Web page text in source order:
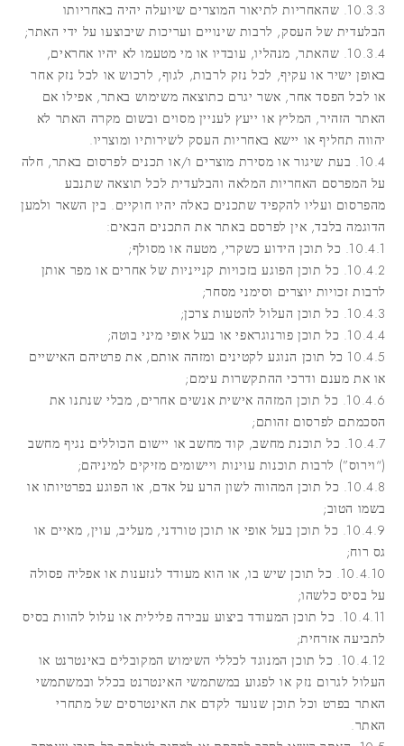
10.3.3. שהאחריות לתיאור המוצרים שיועלה יהיה באחריותו
הבלעדית של העסק, לרבות שינויים ועריכות שיבוצעו על ידי האתר;
10.3.4. שהאתר, מנהליו, עובדיו או מי מטעמו לא יהיו אחראים,
באופן ישיר או עקיף, לכל נזק לרבות, לגוף, לרכוש או לכל נזק אחר
או לכל הפסד אחר, אשר יגרם כתוצאה משימוש באתר, אפילו אם
האתר הזהיר, המליץ או ייעץ לעניין מסוים ובשום מקרה האתר לא
יהווה תחליף או יישא באחריות העסק לשירותיו ומוצריו.
10.4. בעת שיגור או מסירת מוצרים ו/או תכנים לפרסום באתר, חלה
על המפרסם האחריות המלאה והבלעדית לכל תוצאה שתנבע
מהפרסום ועליו להקפיד שתכנים כאלה יהיו חוקיים. בין השאר ולמען
הדוגמה בלבד, אין לפרסם באתר את התכנים הבאים:
10.4.1. כל תוכן הידוע כשקרי, מטעה או מסולף;
10.4.2. כל תוכן הפוגע בזכויות קנייניות של אחרים או מפר אותן
לרבות זכויות יוצרים וסימני מסחר;
10.4.3. כל תוכן העלול להטעות צרכן;
10.4.4. כל תוכן פורנוגראפי או בעל אופי מיני בוטה;
10.4.5 כל תוכן הנוגע לקטינים ומזהה אותם, את פרטיהם האישיים
או את מענם ודרכי ההתקשרות עימם;
10.4.6. כל תוכן המזהה אישית אנשים אחרים, מבלי שנתנו את
הסכמתם לפרסום זהותם;
10.4.7. כל תוכנת מחשב, קוד מחשב או יישום הכוללים נגיף מחשב
(“וירוס”) לרבות תוכנות עוינות ויישומים מזיקים למיניהם;
10.4.8. כל תוכן המהווה לשון הרע על אדם, או הפוגע בפרטיותו או
בשמו הטוב;
10.4.9. כל תוכן בעל אופי או תוכן טורדני, מעליב, עוין, מאיים או
גס רוח;
10.4.10. כל תוכן שיש בו, או הוא מעודד לגזענות או אפליה פסולה
על בסיס כלשהו;
10.4.11. כל תוכן המעודד ביצוע עבירה פלילית או עלול להוות בסיס
לתביעה אזרחית;
10.4.12. כל תוכן המנוגד לכללי השימוש המקובלים באינטרנט או
העלול לגרום נזק או לפגוע במשתמשי האינטרנט בכלל ובמשתמשי
האתר בפרט וכל תוכן שנועד לקדם את האינטרסים של מתחרי
האתר.